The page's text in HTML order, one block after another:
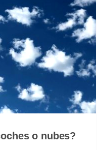
o nubes?